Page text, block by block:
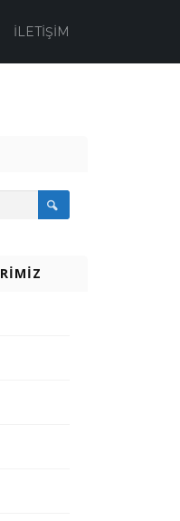
İLETIŞIM